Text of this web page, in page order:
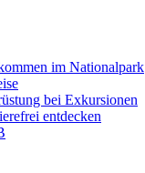
im Nationalpark
bei Exkursionen
entdecken